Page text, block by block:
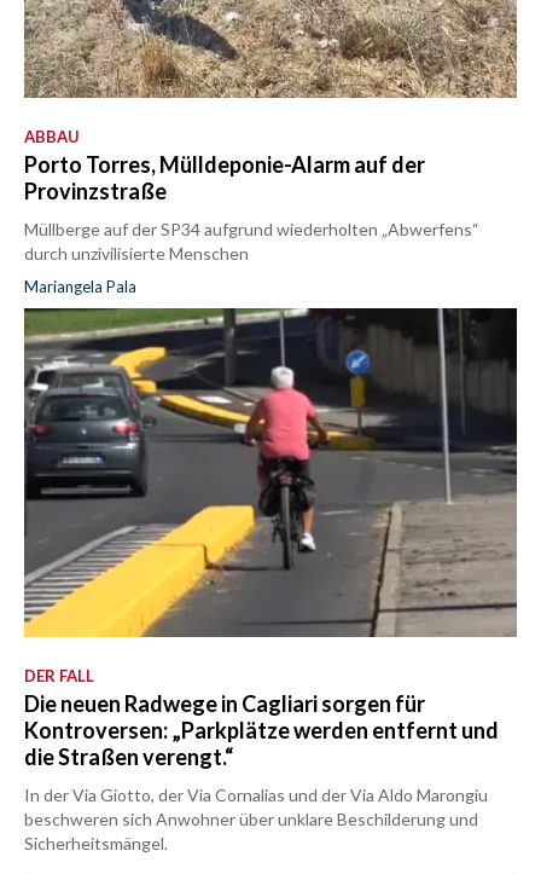
ABBAU
Porto Torres, Mülldeponie-Alarm auf der
Provinzstraße
Müllberge auf der SP34 aufgrund wiederholten „Abwerfens“
durch unzivilisierte Menschen
Mariangela Pala
DER FALL
Die neuen Radwege in Cagliari sorgen für
Kontroversen: „Parkplätze werden entfernt und
die Straßen verengt.“
In der Via Giotto, der Via Cornalias und der Via Aldo Marongiu
beschweren sich Anwohner über unklare Beschilderung und
Sicherheitsmängel.